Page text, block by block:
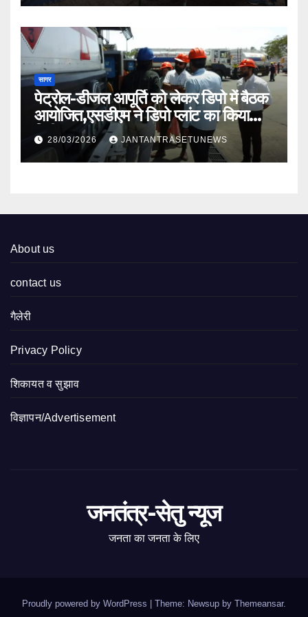
सागर
पेट्रोल-डीजल आपूर्ति को लेकर डिपो में बैठक
आयोजित,एसडीएम ने डिपो प्लांट का किया
निरीक्षण
28/03/2026 JANTANTRASETUNEWS
About us
contact us
गैलेरी
Privacy Policy
शिकायत व सुझाव
विज्ञापन/Advertisement
जनतंत्र-सेतु न्यूज
जनता का जनता के लिए
Proudly powered by WordPress Theme: Newsup by Themeansar.